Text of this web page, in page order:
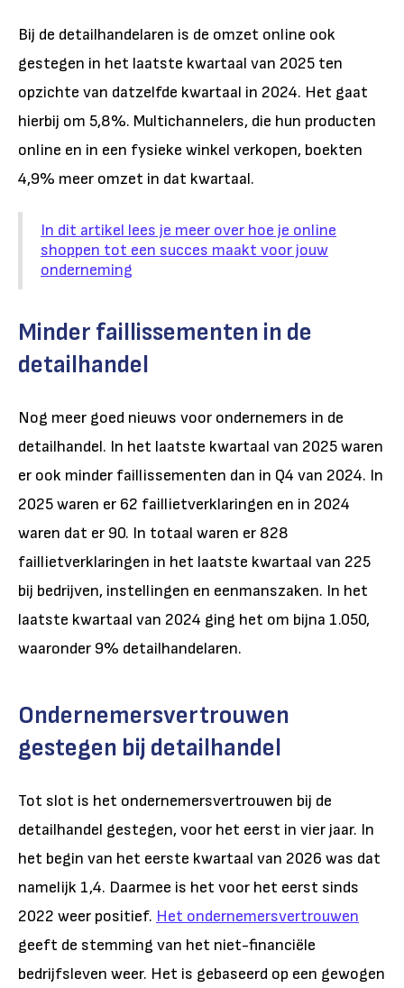
Bij de detailhandelaren is de omzet online ook
gestegen in het laatste kwartaal van 2025 ten
opzichte van datzelfde kwartaal in 2024. Het gaat
hierbij om 5,8%. Multichannelers, die hun producten
online en in een fysieke winkel verkopen, boekten
4,9% meer omzet in dat kwartaal.
In dit artikel lees je meer over hoe je online
shoppen tot een succes maakt voor jouw
onderneming
Minder faillissementen in de
detailhandel
Nog meer goed nieuws voor ondernemers in de
detailhandel. In het laatste kwartaal van 2025 waren
er ook minder faillissementen dan in Q4 van 2024. In
2025 waren er 62 faillietverklaringen en in 2024
waren dat er 90. In totaal waren er 828
faillietverklaringen in het laatste kwartaal van 225
bij bedrijven, instellingen en eenmanszaken. In het
laatste kwartaal van 2024 ging het om bijna 1.050,
waaronder 9% detailhandelaren.
Ondernemersvertrouwen
gestegen bij detailhandel
Tot slot is het ondernemersvertrouwen bij de
detailhandel gestegen, voor het eerst in vier jaar. In
het begin van het eerste kwartaal van 2026 was dat
namelijk 1,4. Daarmee is het voor het eerst sinds
2022 weer positief. Het ondernemersvertrouwen
geeft de stemming van het niet-financiële
bedrijfsleven weer. Het is gebaseerd op een gewogen